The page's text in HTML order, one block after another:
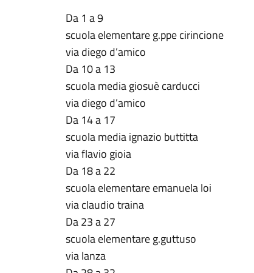
Da 1 a 9
scuola elementare g.ppe cirincione
via diego d’amico
Da 10 a 13
scuola media giosuè carducci
via diego d’amico
Da 14 a 17
scuola media ignazio buttitta
via flavio gioia
Da 18 a 22
scuola elementare emanuela loi
via claudio traina
Da 23 a 27
scuola elementare g.guttuso
via lanza